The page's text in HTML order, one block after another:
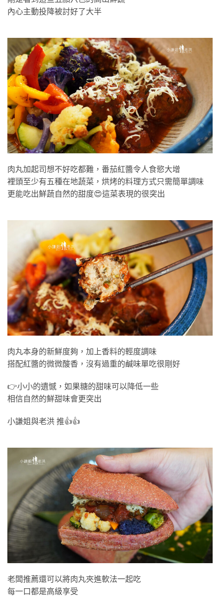
內心主動投降被討好了大半
肉丸加起司想不好吃都難，番茄紅醬令人食慾大增
裡頭至少有五種在地蔬菜，烘烤的料理方式只需簡單調味
更能吃出鮮蔬自然的甜度😍這菜表現的很突出
肉丸本身的新鮮度夠，加上香料的輕度調味
搭配紅醬的微微酸香，沒有過重的鹹味單吃很剛好
👉小小的遺憾，如果糖的甜味可以降低一些
相信自然的鮮甜味會更突出
小謙姐與老洪 推👍👍
老闆推薦還可以將肉丸夾進軟法一起吃
每一口都是高級享受